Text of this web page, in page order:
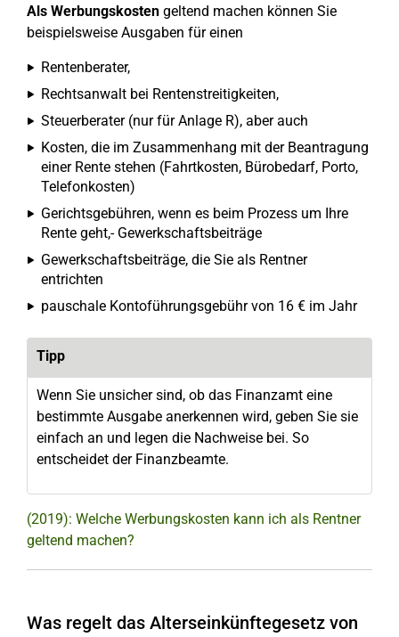
Als Werbungskosten geltend machen können Sie
beispielsweise Ausgaben für einen
Rentenberater,
Rechtsanwalt bei Rentenstreitigkeiten,
Steuerberater (nur für Anlage R), aber auch
Kosten, die im Zusammenhang mit der Beantragung
einer Rente stehen (Fahrtkosten, Bürobedarf, Porto,
Telefonkosten)
Gerichtsgebühren, wenn es beim Prozess um Ihre
Rente geht,- Gewerkschaftsbeiträge
Gewerkschaftsbeiträge, die Sie als Rentner
entrichten
pauschale Kontoführungsgebühr von 16 € im Jahr
Tipp
Wenn Sie unsicher sind, ob das Finanzamt eine
bestimmte Ausgabe anerkennen wird, geben Sie sie
einfach an und legen die Nachweise bei. So
entscheidet der Finanzbeamte.
(2019): Welche Werbungskosten kann ich als Rentner
geltend machen?
Was regelt das Alterseinkünftegesetz von